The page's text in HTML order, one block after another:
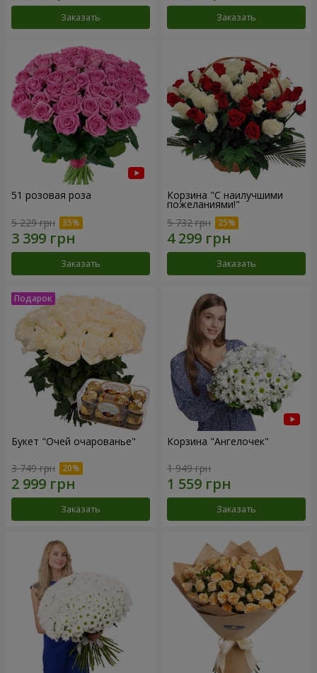
Заказать Заказать
51 розовая роза
5 229 грн
Заказать
Корзина "С наилучшими
пожеланиями!"
5 732 грн
Заказать
Букет "Очей очарованье"
3 749 грн
Заказать
Корзина "Ангелочек"
1 949 грн
Заказать